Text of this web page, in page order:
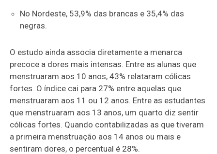
No Nordeste, 53,9% das brancas e 35,4% das
negras.
O estudo ainda associa diretamente a menarca
precoce a dores mais intensas. Entre as alunas que
menstruaram aos 10 anos, 43% relataram cólicas
fortes. O índice cai para 27% entre aquelas que
menstruaram aos 11 ou 12 anos. Entre as estudantes
que menstruaram aos 13 anos, um quarto diz sentir
cólicas fortes. Quando contabilizadas as que tiveram
a primeira menstruação aos 14 anos ou mais e
sentiram dores, o percentual é 28%.